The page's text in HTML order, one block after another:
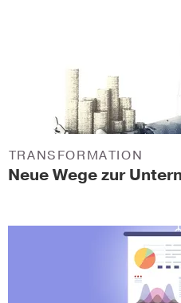
Neue Wege zur
TRANSFORMATION